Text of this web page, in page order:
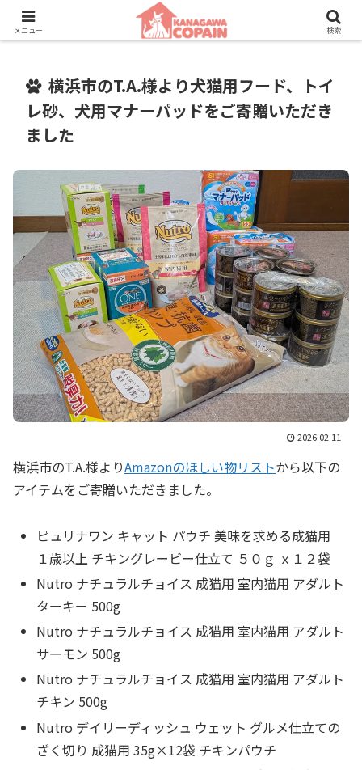
保護動物たちに、新しい家族との素敵な出会いを。
横浜市のT.A.様より犬猫用フード、トイ
レ砂、犬用マナーパッドをご寄贈いただき
ました
2026.02.11
横浜市のT.A.様よりAmazonのほしい物リストから以下の
アイテムをご寄贈いただきました。
ピュリナワン キャット パウチ 美味を求める成猫用
１歳以上 チキングレービー仕立て ５０ｇ ｘ１２袋
Nutro ナチュラルチョイス 成猫用 室内猫用 アダルト
ターキー 500g
Nutro ナチュラルチョイス 成猫用 室内猫用 アダルト
サーモン 500g
Nutro ナチュラルチョイス 成猫用 室内猫用 アダルト
チキン 500g
Nutro デイリーディッシュ ウェット グルメ仕立ての
ざく切り 成猫用 35g×12袋 チキンパウチ
メニュー 検索